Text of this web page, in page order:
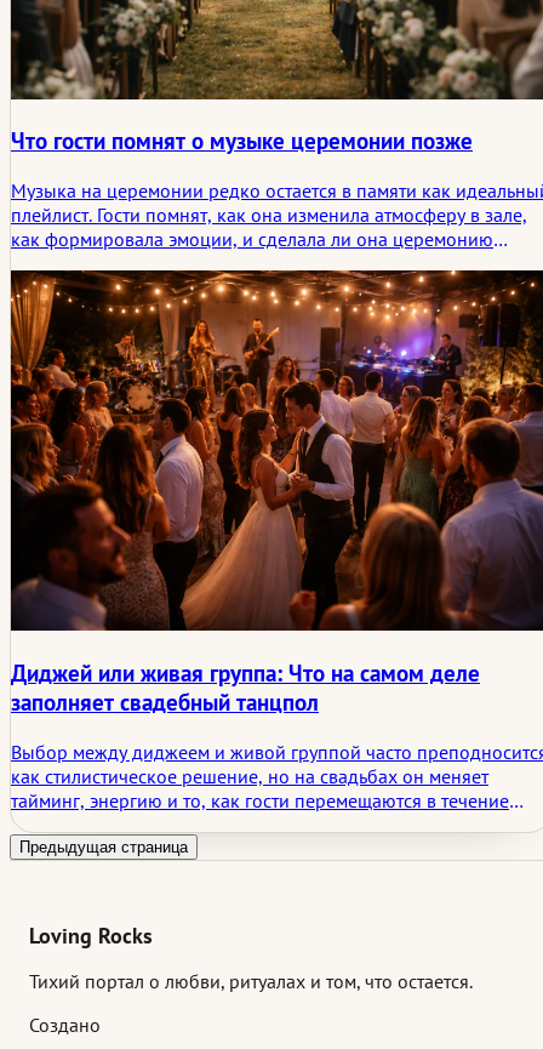
Что гости помнят о музыке церемонии позже
Музыка на церемонии редко остается в памяти как
плейлист. Гости помнят, как она изменила атмосферу в зале,
как формировала эмоции, и сделала ли она церемонию
статье рассматривается, что гости на самом деле выносят из
музыки свадебной церемонии и почему размещение часто
имеет большее значение, чем сама песня.
Диджей или живая группа: Что на самом деле
заполняет свадебный танцпол
Выбор между диджеем и живой группой часто
как стилистическое решение, но на свадьбах он меняет
тайминг, энергию и то, как гости перемещаются в течение
вечера. В этой статье рассматривается, что на самом деле
заполняет танцпол, чего на самом деле хотят гости, и почему
Предыдущая страница
Loving Rocks
Тихий портал о любви, ритуалах и том, что остается.
Создано